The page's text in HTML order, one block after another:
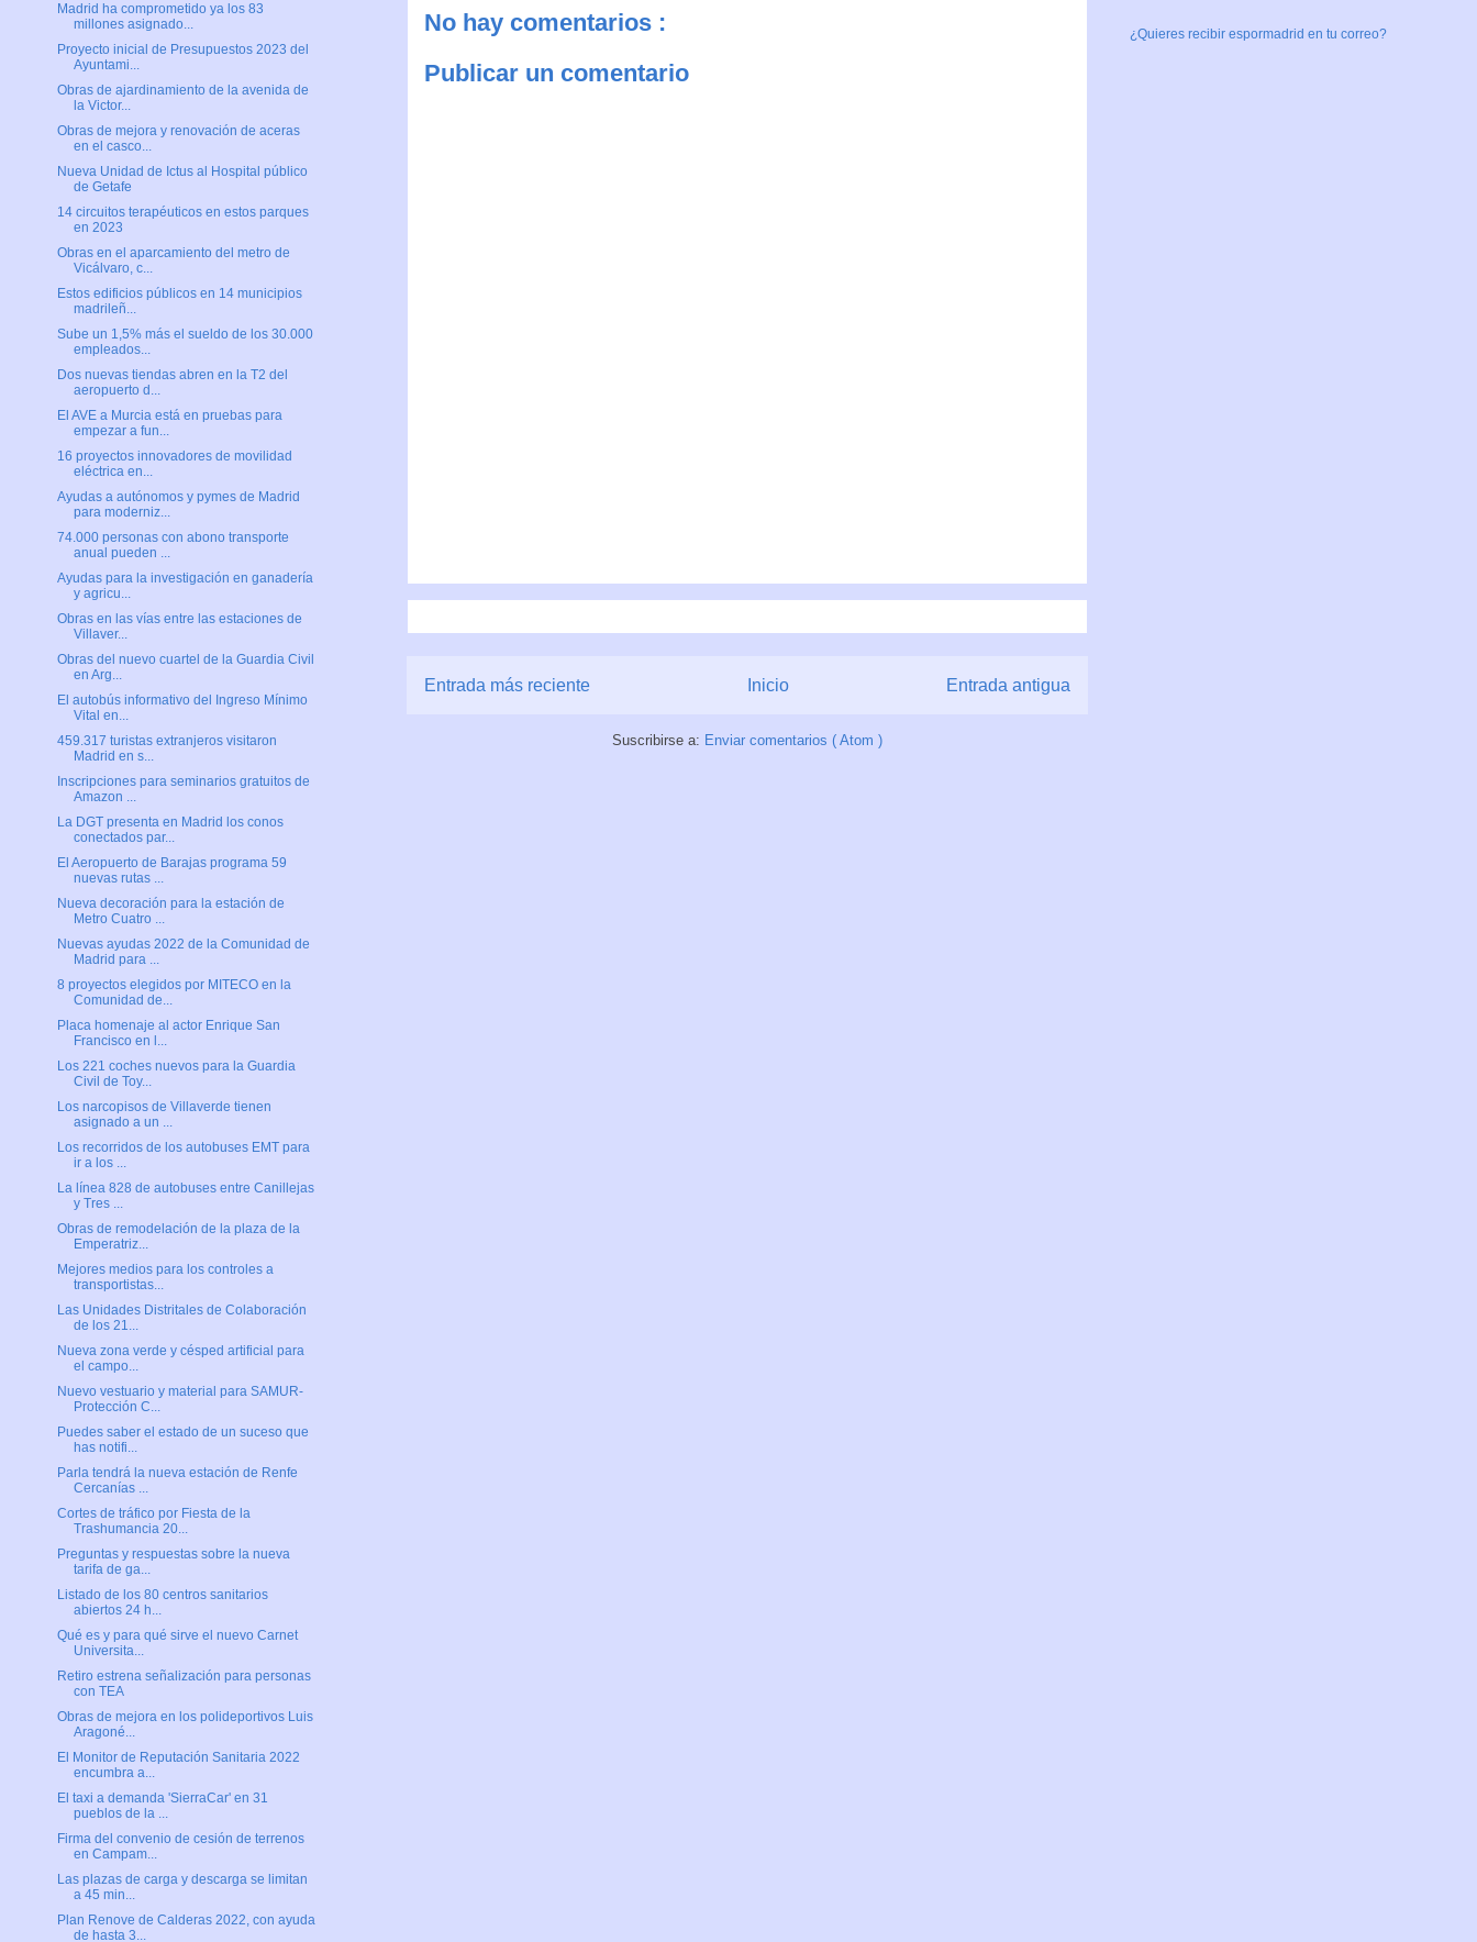
No hay comentarios :
Publicar un comentario
Entrada más reciente Entrada antigua
Inicio
Suscribirse a: Enviar comentarios ( Atom )
Madrid ha comprometido ya los 83
millones asignado...
Proyecto inicial de Presupuestos 2023 del
Ayuntami...
Obras de ajardinamiento de la avenida de
la Victor...
Obras de mejora y renovación de aceras
en el casco...
Nueva Unidad de Ictus al Hospital público
de Getafe
14 circuitos terapéuticos en estos parques
en 2023
Obras en el aparcamiento del metro de
Vicálvaro, c...
Estos edificios públicos en 14 municipios
madrileñ...
Sube un 1,5% más el sueldo de los 30.000
empleados...
Dos nuevas tiendas abren en la T2 del
aeropuerto d...
El AVE a Murcia está en pruebas para
empezar a fun...
16 proyectos innovadores de movilidad
eléctrica en...
Ayudas a autónomos y pymes de Madrid
para moderniz...
74.000 personas con abono transporte
anual pueden ...
Ayudas para la investigación en ganadería
y agricu...
Obras en las vías entre las estaciones de
Villaver...
Obras del nuevo cuartel de la Guardia Civil
en Arg...
El autobús informativo del Ingreso Mínimo
Vital en...
459.317 turistas extranjeros visitaron
Madrid en s...
Inscripciones para seminarios gratuitos de
Amazon ...
La DGT presenta en Madrid los conos
conectados par...
El Aeropuerto de Barajas programa 59
nuevas rutas ...
Nueva decoración para la estación de
Metro Cuatro ...
Nuevas ayudas 2022 de la Comunidad de
Madrid para ...
8 proyectos elegidos por MITECO en la
Comunidad de...
Placa homenaje al actor Enrique San
Francisco en l...
Los 221 coches nuevos para la Guardia
Civil de Toy...
Los narcopisos de Villaverde tienen
asignado a un ...
Los recorridos de los autobuses EMT para
ir a los ...
La línea 828 de autobuses entre Canillejas
y Tres ...
Obras de remodelación de la plaza de la
Emperatriz...
Mejores medios para los controles a
transportistas...
Las Unidades Distritales de Colaboración
de los 21...
Nueva zona verde y césped artificial para
el campo...
Nuevo vestuario y material para SAMUR-
Protección C...
Puedes saber el estado de un suceso que
has notifi...
Parla tendrá la nueva estación de Renfe
Cercanías ...
Cortes de tráfico por Fiesta de la
Trashumancia 20...
Preguntas y respuestas sobre la nueva
tarifa de ga...
Listado de los 80 centros sanitarios
abiertos 24 h...
Qué es y para qué sirve el nuevo Carnet
Universita...
Retiro estrena señalización para personas
con TEA
Obras de mejora en los polideportivos Luis
Aragoné...
El Monitor de Reputación Sanitaria 2022
encumbra a...
El taxi a demanda 'SierraCar' en 31
pueblos de la ...
Firma del convenio de cesión de terrenos
en Campam...
Las plazas de carga y descarga se limitan
a 45 min...
Plan Renove de Calderas 2022, con ayuda
de hasta 3...
¿Quieres recibir espormadrid en tu correo?